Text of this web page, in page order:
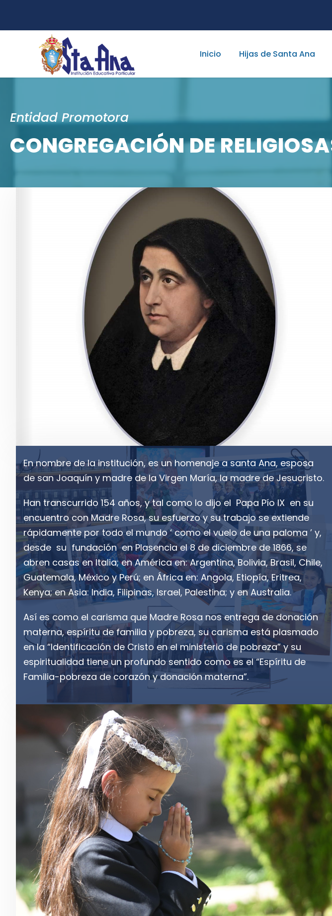
Inicio Hijas de Santa Ana
Entidad Promotora
CONGREGACIÓN DE
En nombre de la institución, es un homenaje a santa Ana, esposa
de san Joaquín y madre de la Virgen María, la madre de Jesucristo.
Han transcurrido 154 años, y tal como lo dijo el Papa Pío IX en su
encuentro con Madre Rosa, su esfuerzo y su trabajo se extiende
rápidamente por todo el mundo ‘ como el vuelo de una paloma ’ y,
desde su fundación en Plasencia el 8 de diciembre de 1866, se
abren casas en Italia; en América en: Argentina, Bolivia, Brasil, Chile,
Guatemala, México y Perú; en África en: Angola, Etiopía, Eritrea,
Kenya; en Asia: India, Filipinas, Israel, Palestina; y en Australia.
Así es como el carisma que Madre Rosa nos entrega de donación
materna, espíritu de familia y pobreza, su carisma está plasmado
en la “Identificación de Cristo en el ministerio de pobreza” y su
espiritualidad tiene un profundo sentido como es el “Espíritu de
Familia-pobreza de corazón y donación materna”.